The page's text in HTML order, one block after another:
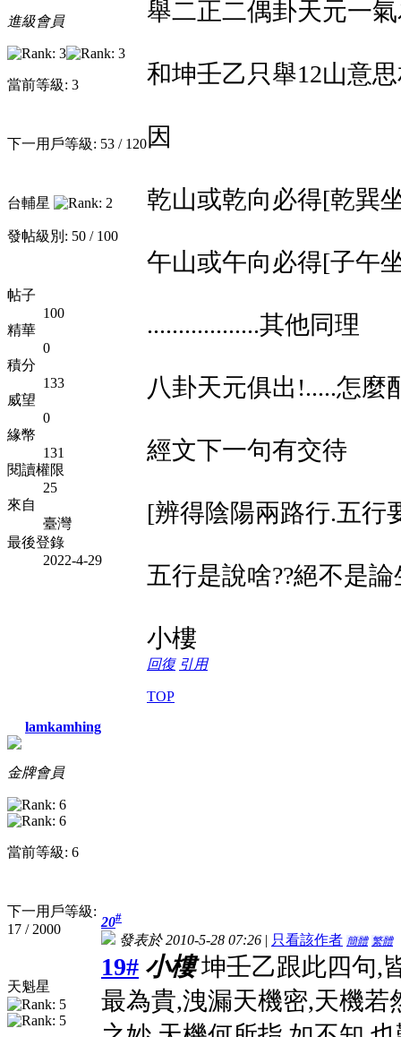
進級會員
當前等級: 3
下一用戶等級: 53 / 120
台輔星
發帖級別: 50 / 100
帖子
100
精華
0
積分
133
威望
0
緣幣
131
閱讀權限
25
來自
臺灣
最後登錄
2022-4-29
舉二正二偶卦天元一
和坤壬乙只舉12山意
因
乾山或乾向必得[乾巽
午山或午向必得[子午
..................其他同理
八卦天元俱出!.....怎麼
經文下一句有交待
[辨得陰陽兩路行.五行
五行是說啥??絕不是
小樓
回復 引用
TOP
lamkamhing
金牌會員
當前等級: 6
下一用戶等級:
17 / 2000
天魁星
20#
發表於 2010-5-28 07:26 | 只看該作者 簡體 繁體
19# 小樓 坤壬乙跟此四句,
最為貴,洩漏天機密,天機若